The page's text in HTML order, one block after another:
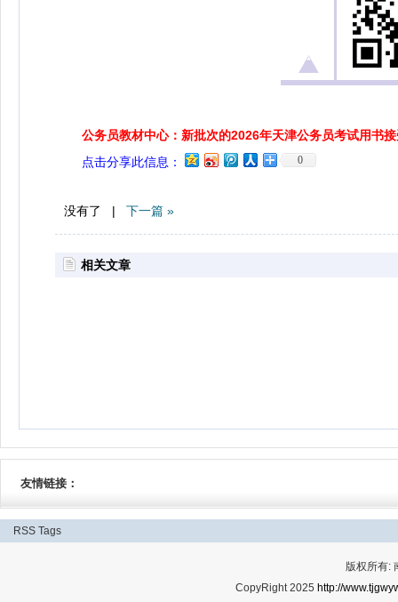
公务员教材中心：新批次的2026年天津公务员考试用书
点击分享此信息：
0
没有了 | 下一篇 »
相关文章
友情链接：
RSS Tags
版权所有:
CopyRight 2025 http://